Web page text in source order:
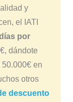
y
el IATI
por
dándote
en
otros
descuento